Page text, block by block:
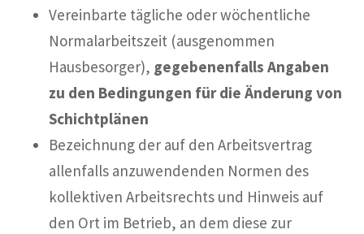
Vereinbarte tägliche oder wöchentliche
Normalarbeitszeit (ausgenommen
Hausbesorger), gegebenenfalls Angaben
zu den Bedingungen für die Änderung von
Schichtplänen
Bezeichnung der auf den Arbeitsvertrag
allenfalls anzuwendenden Normen des
kollektiven Arbeitsrechts und Hinweis auf
den Ort im Betrieb, an dem diese zur